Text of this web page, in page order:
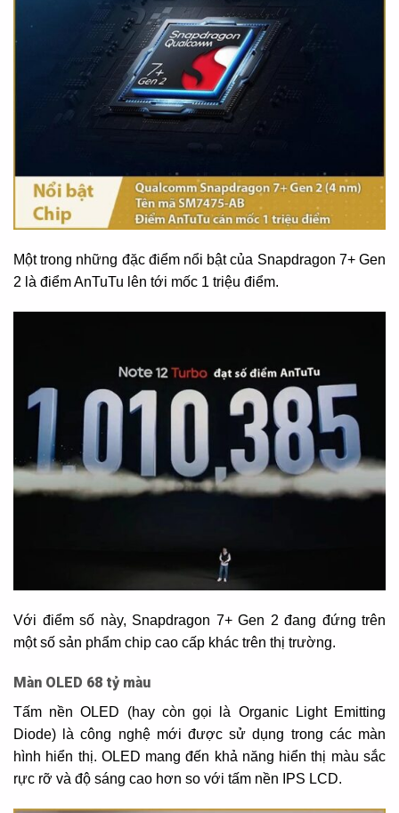
Một trong những đặc điểm nổi bật của Snapdragon 7+ Gen
2 là điểm AnTuTu lên tới mốc 1 triệu điểm.
Với điểm số này, Snapdragon 7+ Gen 2 đang đứng trên
một số sản phẩm chip cao cấp khác trên thị trường.
Màn OLED 68 tỷ màu
Tấm nền OLED (hay còn gọi là Organic Light Emitting
Diode) là công nghệ mới được sử dụng trong các màn
hình hiển thị. OLED mang đến khả năng hiển thị màu sắc
rực rỡ và độ sáng cao hơn so với tấm nền IPS LCD.